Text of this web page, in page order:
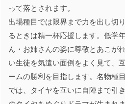
って落とされます。
出場種目では限界まで力を出し切
るときは精一杯応援します。低学
ん・お姉さんの姿に尊敬とあこが
い生徒を気遣い面倒をよく見て、
ームの勝利を目指します。名物種
では、タイヤを互いに自陣まで引